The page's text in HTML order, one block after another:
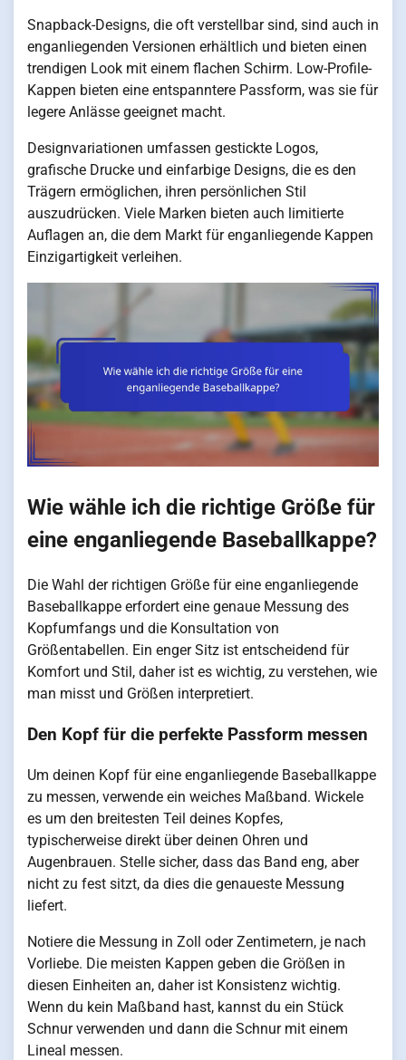
Snapback-Designs, die oft verstellbar sind, sind auch in
enganliegenden Versionen erhältlich und bieten einen
trendigen Look mit einem flachen Schirm. Low-Profile-
Kappen bieten eine entspanntere Passform, was sie für
legere Anlässe geeignet macht.
Designvariationen umfassen gestickte Logos,
grafische Drucke und einfarbige Designs, die es den
Trägern ermöglichen, ihren persönlichen Stil
auszudrücken. Viele Marken bieten auch limitierte
Auflagen an, die dem Markt für enganliegende Kappen
Einzigartigkeit verleihen.
Wie wähle ich die richtige Größe für
eine enganliegende Baseballkappe?
Die Wahl der richtigen Größe für eine enganliegende
Baseballkappe erfordert eine genaue Messung des
Kopfumfangs und die Konsultation von
Größentabellen. Ein enger Sitz ist entscheidend für
Komfort und Stil, daher ist es wichtig, zu verstehen, wie
man misst und Größen interpretiert.
Den Kopf für die perfekte Passform messen
Um deinen Kopf für eine enganliegende Baseballkappe
zu messen, verwende ein weiches Maßband. Wickele
es um den breitesten Teil deines Kopfes,
typischerweise direkt über deinen Ohren und
Augenbrauen. Stelle sicher, dass das Band eng, aber
nicht zu fest sitzt, da dies die genaueste Messung
liefert.
Notiere die Messung in Zoll oder Zentimetern, je nach
Vorliebe. Die meisten Kappen geben die Größen in
diesen Einheiten an, daher ist Konsistenz wichtig.
Wenn du kein Maßband hast, kannst du ein Stück
Schnur verwenden und dann die Schnur mit einem
Lineal messen.